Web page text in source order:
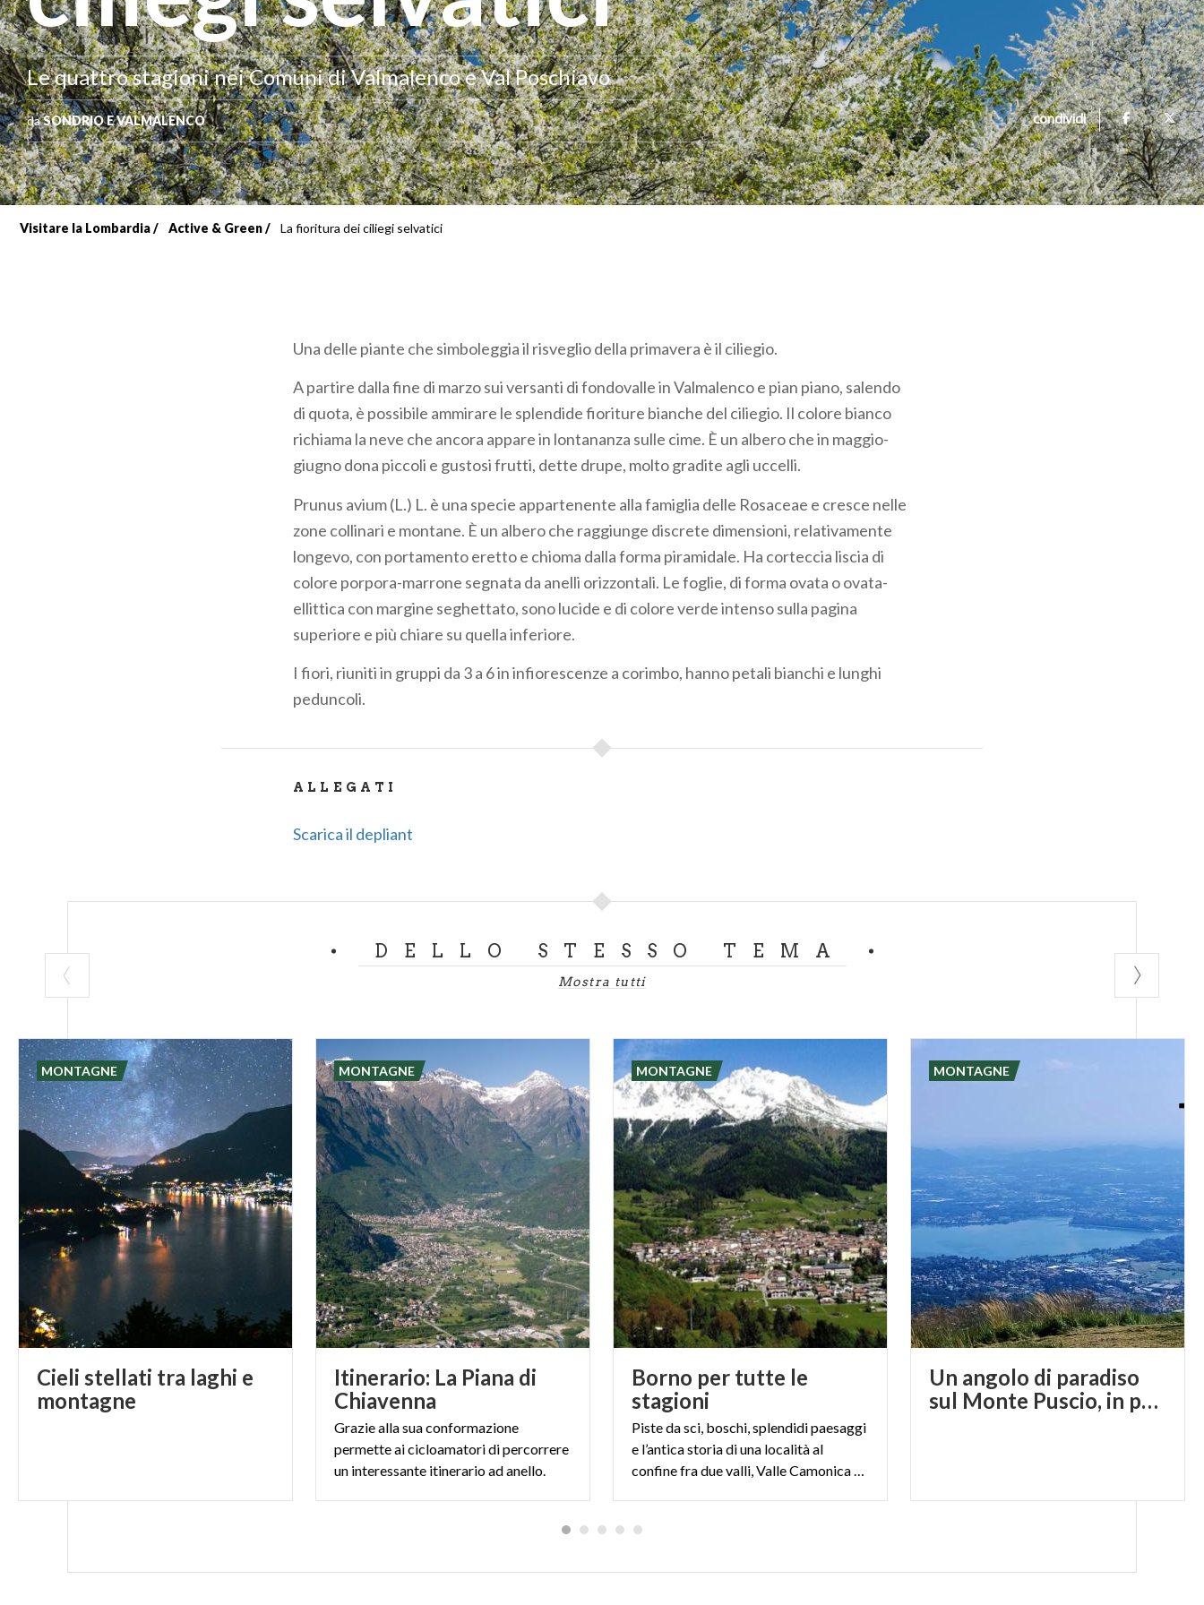
Le quattro stagioni nei Comuni di Valmalenco e Val Poschiavo
daSONDRIO E VALMALENCO condividi
Visitare la Lombardia Active & Green La fioritura dei ciliegi selvatici
Una delle piante che simboleggia il risveglio della primavera è il ciliegio.
A partire dalla fine di marzo sui versanti di fondovalle in Valmalenco e pian piano, salendo
di quota, è possibile ammirare le splendide fioriture bianche del ciliegio. Il colore bianco
richiama la neve che ancora appare in lontananza sulle cime. È un albero che in maggio-
giugno dona piccoli e gustosi frutti, dette drupe, molto gradite agli uccelli.
Prunus avium (L.) L. è una specie appartenente alla famiglia delle Rosaceae e cresce nelle
zone collinari e montane. È un albero che raggiunge discrete dimensioni, relativamente
longevo, con portamento eretto e chioma dalla forma piramidale. Ha corteccia liscia di
colore porpora-marrone segnata da anelli orizzontali. Le foglie, di forma ovata o ovata-
ellittica con margine seghettato, sono lucide e di colore verde intenso sulla pagina
superiore e più chiare su quella inferiore.
I fiori, riuniti in gruppi da 3 a 6 in infiorescenze a corimbo, hanno petali bianchi e lunghi
peduncoli.
ALLEGATI
Scarica il depliant
DELLO STESSO TEMA
Mostra tutti
Cieli stellati tra laghi e
montagne
MONTAGNE
Itinerario: La Piana di
Chiavenna
Grazie alla sua conformazione
permette ai cicloamatori di percorrere
un interessante itinerario ad anello.
MONTAGNE
Borno per tutte le
stagioni
Piste da sci, boschi, splendidi paesaggi
e l’antica storia di una località al
confine fra due valli, Valle Camonica e Val di Scalve
MONTAGNE
Un angolo di paradiso
sul Monte Puscio, in provincia di Como
MONTAGNE